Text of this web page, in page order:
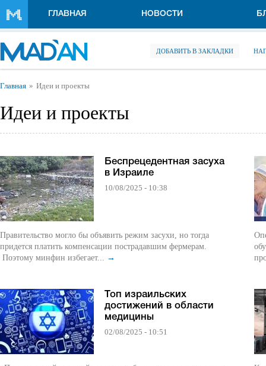
ГЛАВНАЯ НОВОСТИ
ДОБАВИТЬ В ЗАКЛАДКИ
Вы здесь
Главная Идеи и проекты
Идеи и проекты
Беспрецедентная засуха
в Израиле
10/08/2025 - 10:38
Правительство могло бы объявить режим засухи, но тогда
придется платить компенсации пострадавшим фермерам.
Поэтому минфин избегает... →
Топ израильских
достижений в области
медицины
02/08/2025 - 10:51